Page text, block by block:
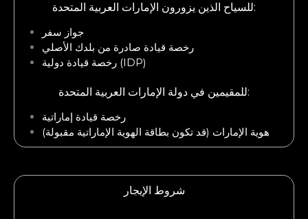
للسياح الذين يزورون الإمارات العربية المتحدة:
جواز سفر
رخصة قيادة صادرة من بلدك الأصلي
رخصة قيادة دولية (IDP)
للمقيمين في دولة الإمارات العربية المتحدة:
رخصة قيادة إماراتية
هوية الإمارات (قد تكون بطاقة الهوية الإماراتية مقبولة)
شروط الإيجار